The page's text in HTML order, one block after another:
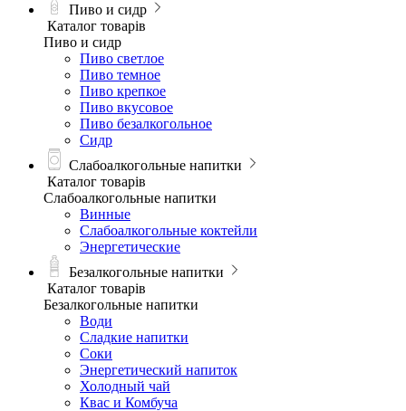
Пиво и сидр
Каталог товарів
Пиво и сидр
Пиво светлое
Пиво темное
Пиво крепкое
Пиво вкусовое
Пиво безалкогольное
Сидр
Слабоалкогольные напитки
Каталог товарів
Слабоалкогольные напитки
Винные
Слабоалкогольные коктейли
Энергетические
Безалкогольные напитки
Каталог товарів
Безалкогольные напитки
Води
Сладкие напитки
Соки
Энергетический напиток
Холодный чай
Квас и Комбуча